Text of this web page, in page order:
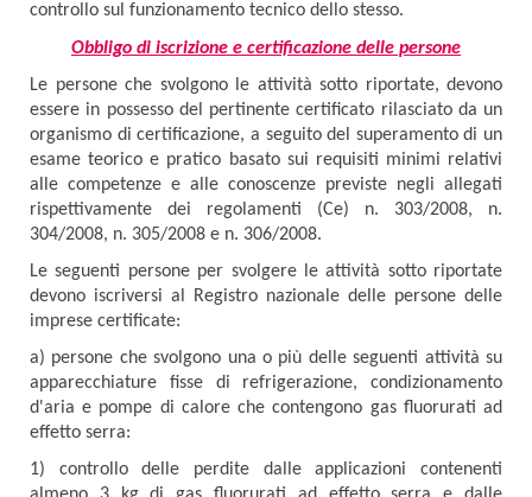
controllo sul funzionamento tecnico dello stesso.
Obbligo di iscrizione e certificazione delle persone
Le persone che svolgono le attività sotto riportate, devono
essere in possesso del pertinente certificato rilasciato da un
organismo di certificazione, a seguito del superamento di un
esame teorico e pratico basato sui requisiti minimi relativi
alle competenze e alle conoscenze previste negli allegati
rispettivamente dei regolamenti (Ce) n. 303/2008, n.
304/2008, n. 305/2008 e n. 306/2008.
Le seguenti persone per svolgere le attività sotto riportate
devono iscriversi al Registro nazionale delle persone delle
imprese certificate:
a) persone che svolgono una o più delle seguenti attività su
apparecchiature fisse di refrigerazione, condizionamento
d'aria e pompe di calore che contengono gas fluorurati ad
effetto serra:
1) controllo delle perdite dalle applicazioni contenenti